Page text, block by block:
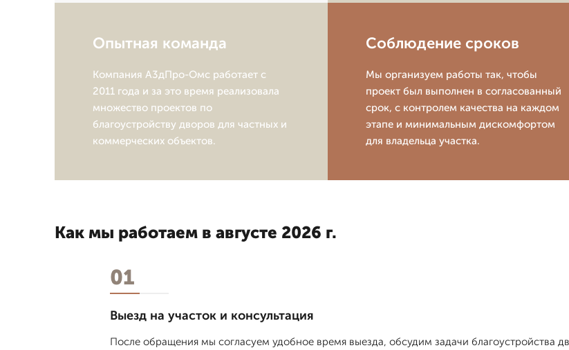
Опытная команда
Компания А3дПро-Омс работает с
2011 года и за это время реализовала
множество проектов по
благоустройству дворов для частных и
коммерческих объектов.
Соблюдение сроков
Мы организуем работы так, чтобы
проект был выполнен в согласованный
срок, с контролем качества на каждом
этапе и минимальным дискомфортом
для владельца участка.
Как мы работаем в августе 2026 г.
01
Выезд на участок и консультация
После обращения мы согласуем удобное время выезда, обсудим задачи благоустройства